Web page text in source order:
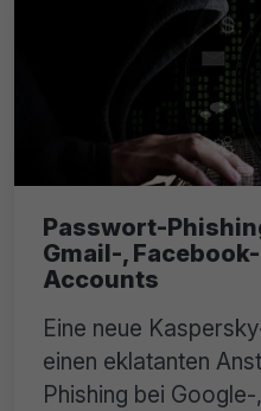
Passwort-
Gmail-,
Accounts
Eine neue
einen eklatanten
Phishing bei